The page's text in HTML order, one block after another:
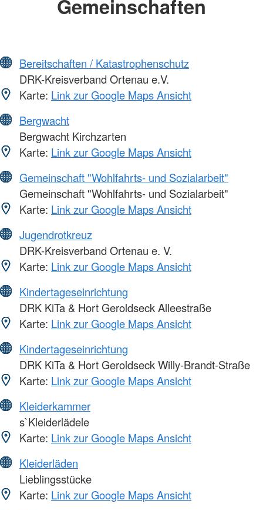
Gemeinschaften
Bereitschaften / Katastrophenschutz
DRK-Kreisverband Ortenau e.V.
Karte: Link zur Google Maps Ansicht
Bergwacht
Bergwacht Kirchzarten
Karte: Link zur Google Maps Ansicht
Gemeinschaft "Wohlfahrts- und Sozialarbeit"
Gemeinschaft "Wohlfahrts- und Sozialarbeit"
Karte: Link zur Google Maps Ansicht
Jugendrotkreuz
DRK-Kreisverband Ortenau e. V.
Karte: Link zur Google Maps Ansicht
Kindertageseinrichtung
DRK KiTa & Hort Geroldseck Alleestraße
Karte: Link zur Google Maps Ansicht
Kindertageseinrichtung
DRK KiTa & Hort Geroldseck Willy-Brandt-Straße
Karte: Link zur Google Maps Ansicht
Kleiderkammer
s`Kleiderlädele
Karte: Link zur Google Maps Ansicht
Kleiderläden
Lieblingsstücke
Karte: Link zur Google Maps Ansicht